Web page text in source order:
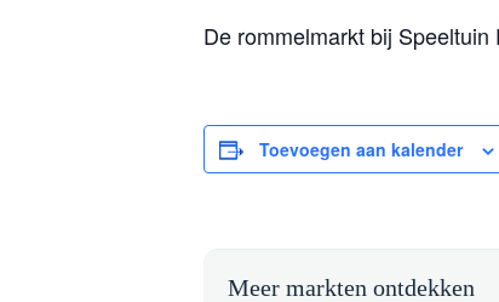
De rommelmarkt bij
Toevoegen aan kalender
Meer markten ontdekken